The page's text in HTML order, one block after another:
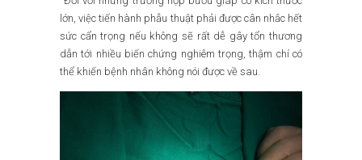
lớn, việc tiến hành phẫu thuật phải được cân nhắc hết
sức cẩn trọng nếu không sẽ rất dễ gây tổn thương
dẫn tới nhiều biến chứng nghiêm trọng, thậm chí có
thể khiến bệnh nhân không nói được về sau.